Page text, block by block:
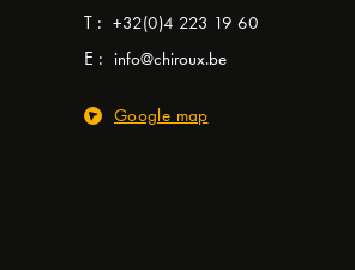
T : +32(0)4 223 19 60
E : info@chiroux.be
Google map